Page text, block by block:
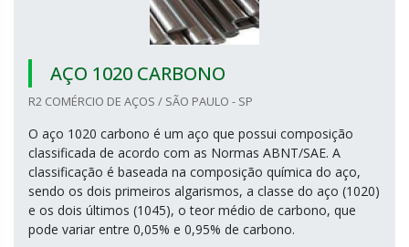
AÇO 1020 CARBONO
R2 COMÉRCIO DE AÇOS / SÃO PAULO - SP
O aço 1020 carbono é um aço que possui composição
classificada de acordo com as Normas ABNT/SAE. A
classificação é baseada na composição química do aço,
sendo os dois primeiros algarismos, a classe do aço (1020)
e os dois últimos (1045), o teor médio de carbono, que
pode variar entre 0,05% e 0,95% de carbono.